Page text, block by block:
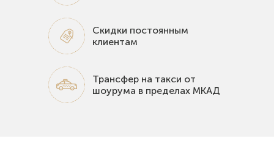
Скидки постоянным
клиентам
Трансфер на такси от
шоурума в пределах МКАД